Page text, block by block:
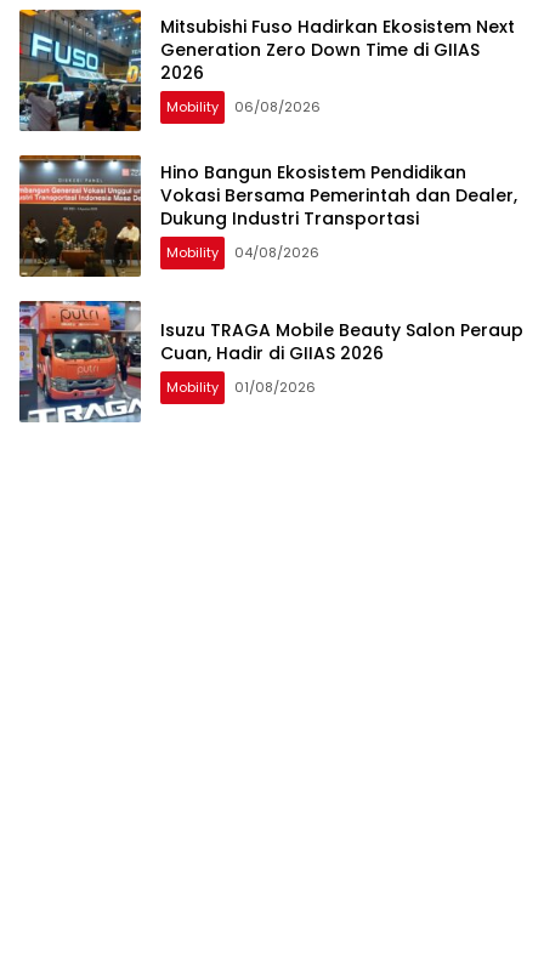
Mitsubishi Fuso Hadirkan Ekosistem Next
Generation Zero Down Time di GIIAS
2026
Mobility 06/08/2026
Hino Bangun Ekosistem Pendidikan
Vokasi Bersama Pemerintah dan Dealer,
Dukung Industri Transportasi
Mobility 04/08/2026
Isuzu TRAGA Mobile Beauty Salon Peraup
Cuan, Hadir di GIIAS 2026
Mobility 01/08/2026